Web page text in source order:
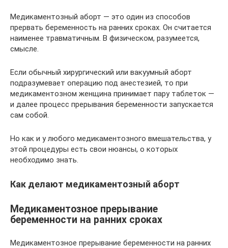
Медикаментозный аборт — это один из способов
прервать беременность на ранних сроках. Он считается
наименее травматичным. В физическом, разумеется,
смысле.
Если обычный хирургический или вакуумный аборт
подразумевает операцию под анестезией, то при
медикаментозном женщина принимает пару таблеток —
и далее процесс прерывания беременности запускается
сам собой.
Но как и у любого медикаментозного вмешательства, у
этой процедуры есть свои нюансы, о которых
необходимо знать.
Как делают медикаментозный аборт
Медикаментозное прерывание
беременности на ранних сроках
Медикаментозное прерывание беременности на ранних